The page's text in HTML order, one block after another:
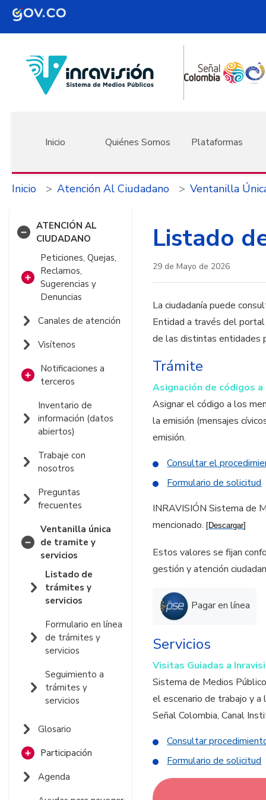
Pasar al contenido principal
Inicio Quiénes Somos Plataformas
Inicio Atención Al Ciudadano Ventanilla
ATENCIÓN AL
CIUDADANO
Peticiones, Quejas,
Reclamos,
Sugerencias y
Denuncias
Contacto PQRSD
Seguimiento
Informes PQRSD
Reporte fallas en
la Señal
Canales de atención
Visítenos
Notificaciones a
terceros
Notificaciones por
aviso
Notificaciones
Judiciales
Inventario de
información (datos
abiertos)
Trabaje con
nosotros
Preguntas
frecuentes
Ventanilla única
de tramite y
servicios
Listado de
trámites y
servicios
Formulario en línea
de trámites y
servicios
Seguimiento a
trámites y
servicios
Glosario
Participación
Foros de discusión
Encuestas de
Agenda
Listado
29 de Mayo de 2026
La ciudadanía puede
Entidad a través del
de las distintas entidades
Trámite
Asignación de códigos
Asignar el código a los
la emisión (mensajes
emisión.
Consultar el
Formulario de solicitud
INRAVISIÓN Sistema de
mencionado. [Descargar]
Estos valores se fijan
gestión y atención
Pagar en línea
Servicios
Visitas Guiadas a
Sistema de Medios
el escenario de trabajo y a
Señal Colombia, Canal
Consultar
Formulario de solicitud